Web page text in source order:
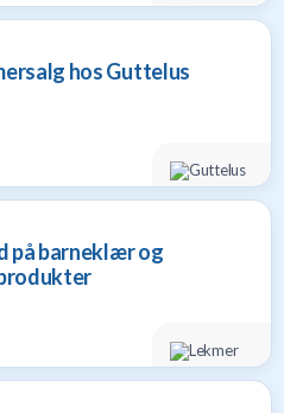
hos Guttelus
på barneklær og